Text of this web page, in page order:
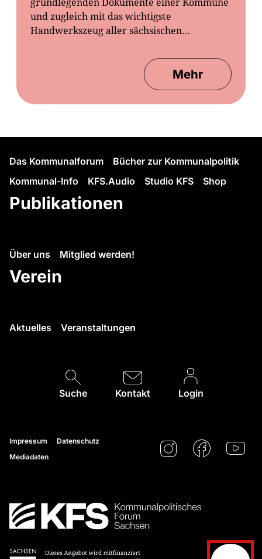
und zugleich mit das wichtigste
Handwerkszeug aller sächsischen…
Mehr
Das Kommunalforum
Bücher zur Kommunalpolitik
Kommunal-Info
KFS.Audio Studio KFS Shop
Publikationen
Über uns Mitglied werden!
Verein
Aktuelles Veranstaltungen
Suche Kontakt Login
Impressum
Datenschutz
Mediadaten